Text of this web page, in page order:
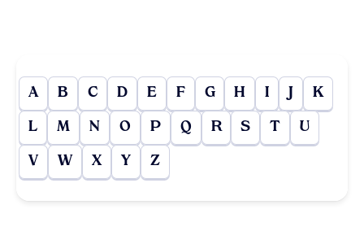
A B C D E F G H I J K
L M N O P Q R S T U
V W X Y Z